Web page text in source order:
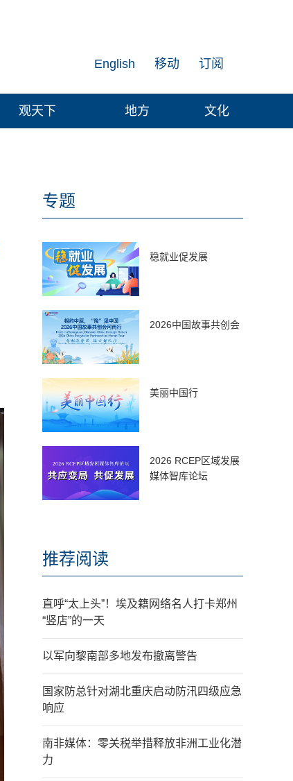
订阅
移动
English
观天下 地方 文化
专题
稳就业促发展
2026中国故事共创会
美丽中国行
2026 RCEP区域发展
媒体智库论坛
推荐阅读
直呼“太上头”！埃及籍网络名人打卡郑州
“竖店”的一天
以军向黎南部多地发布撤离警告
国家防总针对湖北重庆启动防汛四级应急
响应
南非媒体：零关税举措释放非洲工业化潜
力